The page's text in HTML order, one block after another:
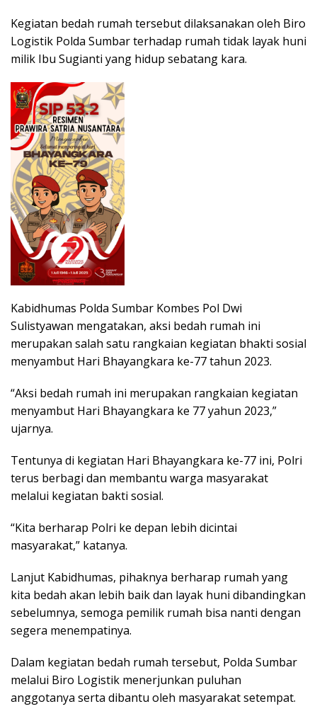
Kegiatan bedah rumah tersebut dilaksanakan oleh Biro
Logistik Polda Sumbar terhadap rumah tidak layak huni
milik Ibu Sugianti yang hidup sebatang kara.
Kabidhumas Polda Sumbar Kombes Pol Dwi
Sulistyawan mengatakan, aksi bedah rumah ini
merupakan salah satu rangkaian kegiatan bhakti sosial
menyambut Hari Bhayangkara ke-77 tahun 2023.
“Aksi bedah rumah ini merupakan rangkaian kegiatan
menyambut Hari Bhayangkara ke 77 yahun 2023,”
ujarnya.
Tentunya di kegiatan Hari Bhayangkara ke-77 ini, Polri
terus berbagi dan membantu warga masyarakat
melalui kegiatan bakti sosial.
“Kita berharap Polri ke depan lebih dicintai
masyarakat,” katanya.
Lanjut Kabidhumas, pihaknya berharap rumah yang
kita bedah akan lebih baik dan layak huni dibandingkan
sebelumnya, semoga pemilik rumah bisa nanti dengan
segera menempatinya.
Dalam kegiatan bedah rumah tersebut, Polda Sumbar
melalui Biro Logistik menerjunkan puluhan
anggotanya serta dibantu oleh masyarakat setempat.